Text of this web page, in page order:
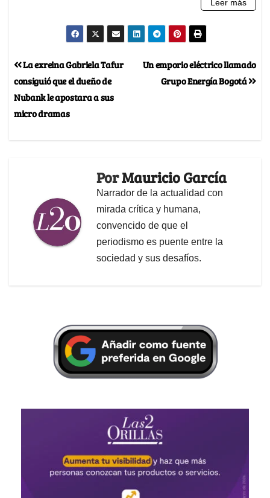
Un emporio eléctrico llamado
Grupo Energía Bogotá
La exreina Gabriela Tafur
consiguió que el dueño de
Nubank le apostara a sus
micro dramas
PorMauricio García
Narrador de la actualidad con
mirada crítica y humana,
convencido de que el
periodismo es puente entre la
sociedad y sus desafíos.